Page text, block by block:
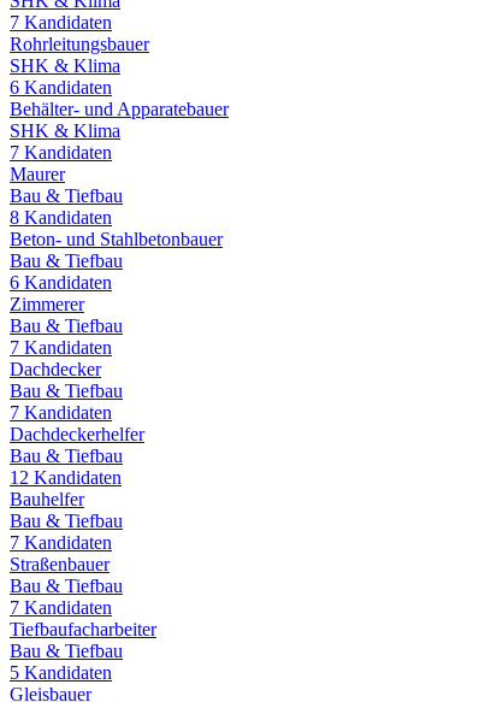
7 Kandidaten
Rohrleitungsbauer
SHK & Klima
6 Kandidaten
Behälter- und Apparatebauer
SHK & Klima
7 Kandidaten
Maurer
Bau & Tiefbau
8 Kandidaten
Beton- und Stahlbetonbauer
Bau & Tiefbau
6 Kandidaten
Zimmerer
Bau & Tiefbau
7 Kandidaten
Dachdecker
Bau & Tiefbau
7 Kandidaten
Dachdeckerhelfer
Bau & Tiefbau
12 Kandidaten
Bauhelfer
Bau & Tiefbau
7 Kandidaten
Straßenbauer
Bau & Tiefbau
7 Kandidaten
Tiefbaufacharbeiter
Bau & Tiefbau
5 Kandidaten
Gleisbauer